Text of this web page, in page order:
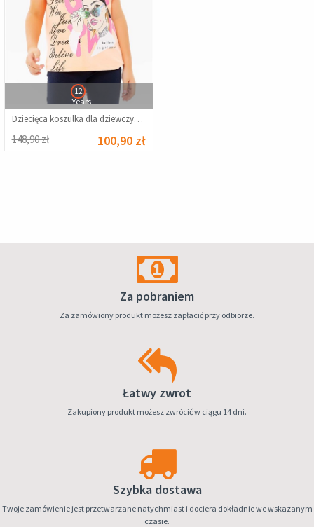
12
Years
Dziecięca koszulka dla dziewczynek - Pomarańczowa #379605
148,90 zł 100,90 zł
Za pobraniem
Za zamówiony produkt możesz zapłacić przy odbiorze.
Łatwy zwrot
Zakupiony produkt możesz zwrócić w ciągu 14 dni.
Szybka dostawa
Twoje zamówienie jest przetwarzane natychmiast i dociera dokładnie we wskazanym
czasie.